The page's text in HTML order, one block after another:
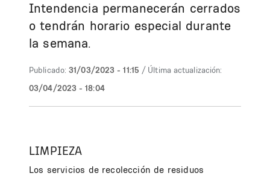
Intendencia permanecerán cerrados
o tendrán horario especial durante
la semana.
Publicado: 31/03/2023 - 11:15 / Última actualización:
03/04/2023 - 18:04
LIMPIEZA
Los servicios de recolección de residuos